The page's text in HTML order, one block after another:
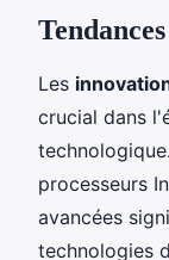
Les
crucial dans
processeurs
avancées
technologies